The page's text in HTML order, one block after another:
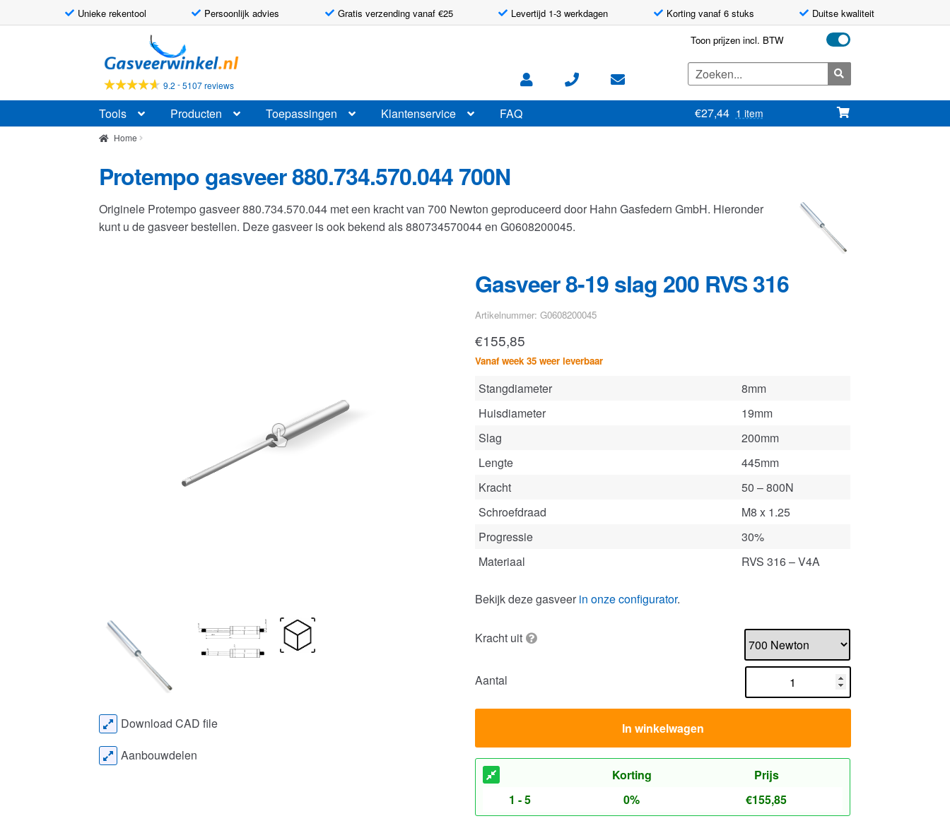
Unieke rekentool Persoonlijk advies Gratis verzending vanaf €25 Levertijd 1-3 werkdagen Korting vanaf 6 stuks Duitse kwaliteit
door
naar
navigatie
naar
de
inhoud
9.2 -5107 reviews
Toon prijzen incl. BTW
Zoeken
naar:
Tools Producten Toepassingen Klantenservice FAQ €27,44 1 item
Home
Protempo gasveer 880.734.570.044 700N
Originele Protempo gasveer 880.734.570.044 met een kracht van 700 Newton geproduceerd door Hahn Gasfedern GmbH. Hieronder
kunt u de gasveer bestellen. Deze gasveer is ook bekend als 880734570044 en G0608200045.
Gasveer 8-19 slag 200 RVS 316
Artikelnummer: G0608200045
€155,85
Vanaf week 35 weer leverbaar
Stangdiameter
8mm
Huisdiameter
19mm
Slag
200mm
Lengte
445mm
Kracht
50 – 800N
Schroefdraad
M8 x 1.25
Progressie
30%
Materiaal
RVS 316 – V4A
Bekijk deze gasveer in onze configurator.
Kracht uit
Aantal
In winkelwagen
Korting
Prijs
1 - 5
0% €155,85
Download CAD file
Aanbouwdelen